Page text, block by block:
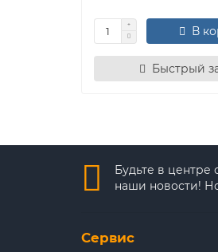
В
Быстрый
Будьте в центре
наши новости!
Сервис